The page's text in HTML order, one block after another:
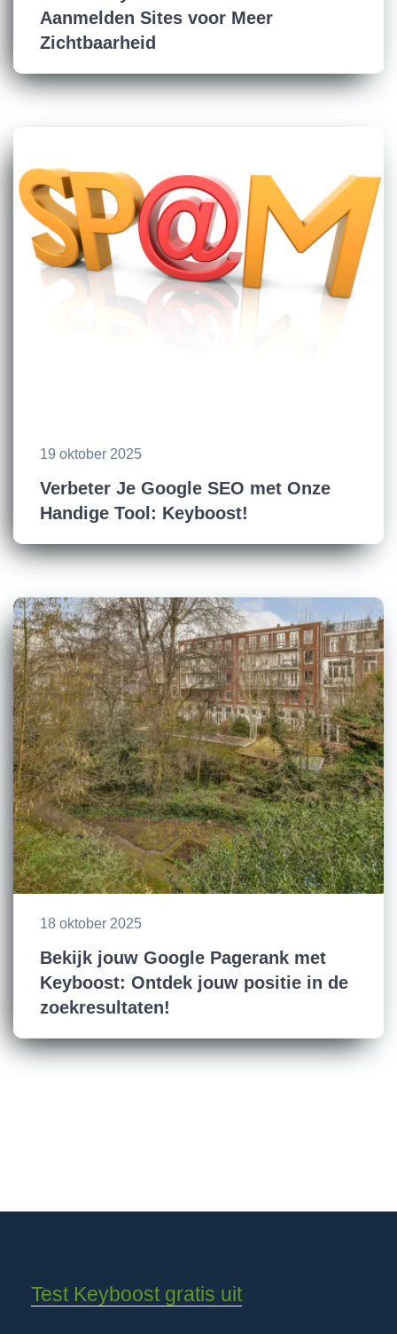
Aanmelden Sites voor Meer
Zichtbaarheid
19 oktober 2025
Verbeter Je Google SEO met Onze
Handige Tool: Keyboost!
18 oktober 2025
Bekijk jouw Google Pagerank met
Keyboost: Ontdek jouw positie in de
zoekresultaten!
Test Keyboost gratis uit